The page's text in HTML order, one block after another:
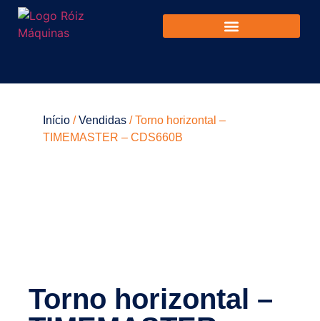
Início /Vendidas / Torno horizontal –
TIMEMASTER – CDS660B
Torno horizontal –